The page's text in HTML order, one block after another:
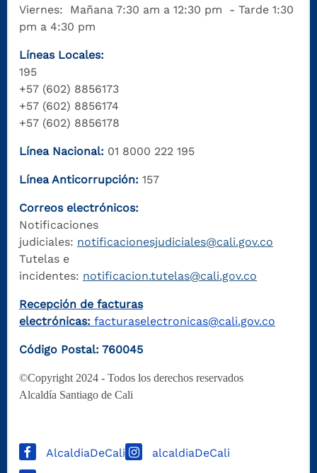
Viernes: Mañana 7:30 am a 12:30 pm - Tarde 1:30
pm a 4:30 pm
Líneas Locales:
195
+57 (602) 8856173
+57 (602) 8856174
+57 (602) 8856178
Línea Nacional: 01 8000 222 195
Línea Anticorrupción: 157
Correos electrónicos:
Notificaciones
judiciales: notificacionesjudiciales@cali.gov.co
Tutelas e
incidentes: notificacion.tutelas@cali.gov.co
Recepción de facturas
electrónicas: facturaselectronicas@cali.gov.co
Código Postal: 760045
©Copyright 2024 - Todos los derechos reservados
Alcaldía Santiago de Cali
AlcaldiaDeCali alcaldiaDeCali